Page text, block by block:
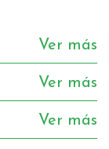
Ver más
Ver más
Ver más